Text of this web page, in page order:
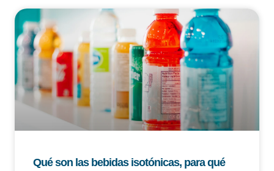
Qué son las bebidas isotónicas, para qué